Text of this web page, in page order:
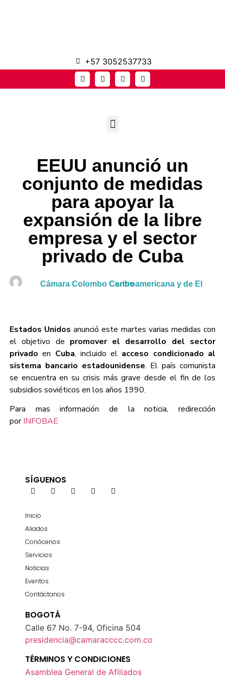
+57 3052537733
EEUU anunció un
conjunto de medidas
para apoyar la
expansión de la libre
empresa y el sector
privado de Cuba
Cámara Colombo Centroamericana y de El Caribe
Estados Unidos anunció este martes varias medidas con
el objetivo de promover el desarrollo del sector
privadoen Cuba, incluido el acceso condicionado al
sistema bancario estadounidense. El país comunista
se encuentra en su crisis más grave desde el fin de los
subsidios soviéticos en los años 1990.
Para mas información de la noticia, redirección
porINFOBAE
SÍGUENOS
Inicio
Aliados
Conócenos
Servicios
Noticias
Eventos
Contáctanos
BOGOTÁ
Calle 67 No. 7-94, Oficina 504
presidencia@camaracccc.com.co
TÉRMINOS Y CONDICIONES
Asamblea General de Afiliados